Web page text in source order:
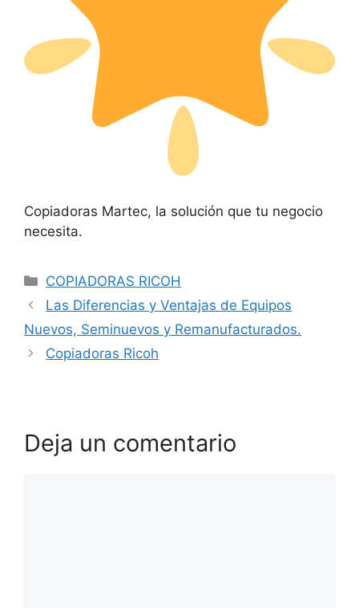
Copiadoras Martec, la solución que tu negocio
necesita.
COPIADORAS RICOH
Las Diferencias y Ventajas de Equipos
Nuevos, Seminuevos y Remanufacturados.
Copiadoras Ricoh
Deja un comentario